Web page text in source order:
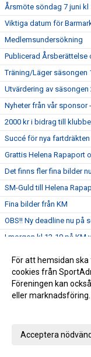
Årsmöte söndag 7 juni kl
Viktiga datum för
Medlemsundersökning
Publicerad
Träning/Läger säsongen
Utvärdering av säsongen
Nyheter från vår sponsor
2000 kr i bidrag till
Succé för nya fartdräkten
Grattis Helena Rapaport
Det finns fler fina bilder nu
SM-Guld till Helena
Fina bilder från KM
OBS!! Ny deadline nu
I morgon kl 12-19 på KM
Mer information om nya
Nu beställer du NYA
Ni har väl anmält er till
KM flyttat till lördag 21
För att hemsidan
cookies från
Föreningen kan
eller marknadsföring.
Acceptera